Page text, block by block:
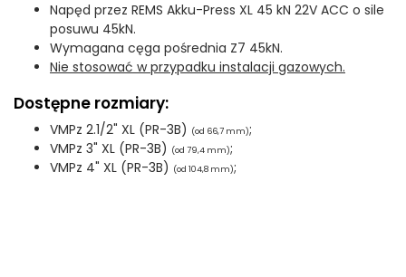
Napęd przez REMS Akku-Press XL 45 kN 22V ACC o sile
posuwu 45kN.
Wymagana cęga pośrednia Z7 45kN.
Nie stosować w przypadku instalacji gazowych.
Dostępne rozmiary:
VMPz 2.1/2" XL (PR-3B) (od 66,7 mm);
VMPz 3" XL (PR-3B) (od 79,4 mm);
VMPz 4" XL (PR-3B) (od 104,8 mm);